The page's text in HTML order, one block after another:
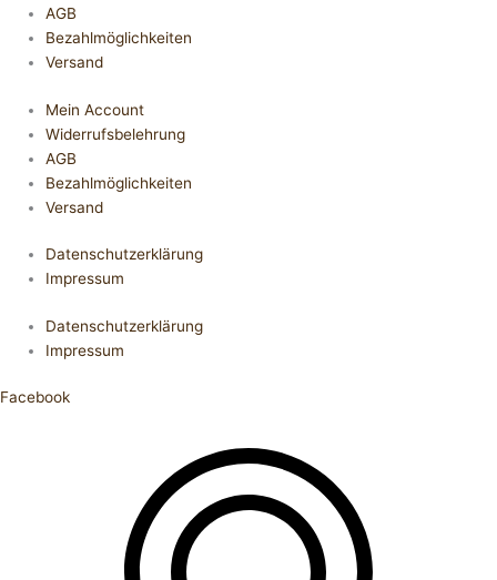
AGB
Bezahlmöglichkeiten
Versand
Mein Account
Widerrufsbelehrung
AGB
Bezahlmöglichkeiten
Versand
Datenschutzerklärung
Impressum
Datenschutzerklärung
Impressum
Facebook